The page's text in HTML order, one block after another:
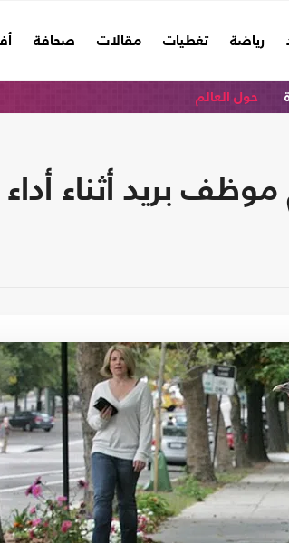
رياضة تغطيات مقالات صحافة
حول العالم
بريد أثناء